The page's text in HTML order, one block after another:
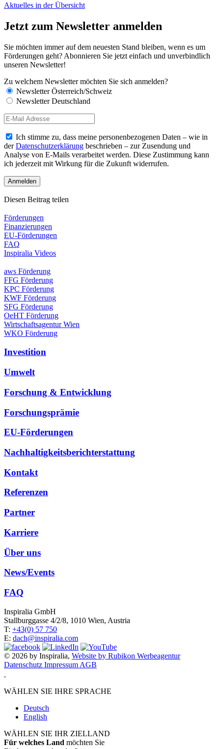
Aktuelles in der Übersicht
Jetzt zum Newsletter anmelden
Sie möchten immer auf dem neuesten Stand bleiben, wenn es um
Förderungen geht? Abonnieren Sie jetzt einfach und unverbindlich
unseren Newsletter!
Zu welchem Newsletter möchten Sie sich anmelden?
Newsletter Österreich/Schweiz
Newsletter Deutschland
Ich stimme zu, dass meine personenbezogenen Daten – wie in
derDatenschutzerklärung beschrieben – zur Zusendung und
Analyse von E-Mails verarbeitet werden. Diese Zustimmung kann
ich jederzeit mit Wirkung für die Zukunft widerrufen.
Diesen Beitrag teilen
Förderungen
Finanzierungen
EU-Förderungen
FAQ
Inspiralia Videos
aws Förderung
FFG Förderung
KPC Förderung
KWF Förderung
SFG Förderung
OeHT Förderung
Wirtschaftsagentur Wien
WKO Förderung
Investition
Umwelt
Forschung & Entwicklung
Forschungsprämie
EU-Förderungen
Nachhaltigkeitsberichterstattung
Kontakt
Referenzen
Partner
Karriere
Über uns
News/Events
FAQ
Inspiralia GmbH
Stallburggasse 4/2/8, 1010 Wien, Austria
T: +43(0) 57 750
E: dach@inspiralia.com
© 2026 by Inspiralia, Website by Rubikon Werbeagentur
Datenschutz Impressum AGB
WÄHLEN SIE IHRE SPRACHE
Deutsch
English
WÄHLEN SIE IHR ZIELLAND
Für welches Land möchten Sie